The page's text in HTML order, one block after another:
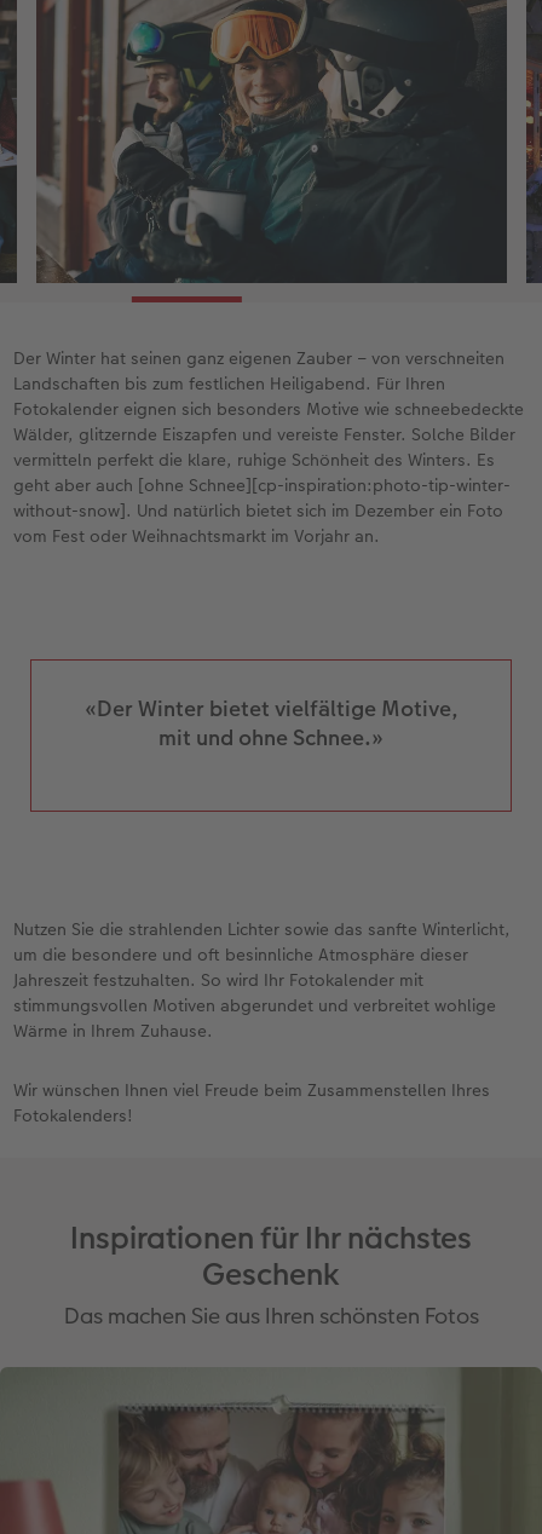
Der Winter hat seinen ganz eigenen Zauber – von verschneiten
Landschaften bis zum festlichen Heiligabend. Für Ihren
Fotokalender eignen sich besonders Motive wie schneebedeckte
Wälder, glitzernde Eiszapfen und vereiste Fenster. Solche Bilder
vermitteln perfekt die klare, ruhige Schönheit des Winters. Es
geht aber auch [ohne Schnee][cp-inspiration:photo-tip-winter-
without-snow]. Und natürlich bietet sich im Dezember ein Foto
vom Fest oder Weihnachtsmarkt im Vorjahr an.
«Der Winter bietet vielfältige Motive,
mit und ohne Schnee.»
Nutzen Sie die strahlenden Lichter sowie das sanfte Winterlicht,
um die besondere und oft besinnliche Atmosphäre dieser
Jahreszeit festzuhalten. So wird Ihr Fotokalender mit
stimmungsvollen Motiven abgerundet und verbreitet wohlige
Wärme in Ihrem Zuhause.
Wir wünschen Ihnen viel Freude beim Zusammenstellen Ihres
Fotokalenders!
Inspirationen für Ihr nächstes
Geschenk
Das machen Sie aus Ihren schönsten Fotos